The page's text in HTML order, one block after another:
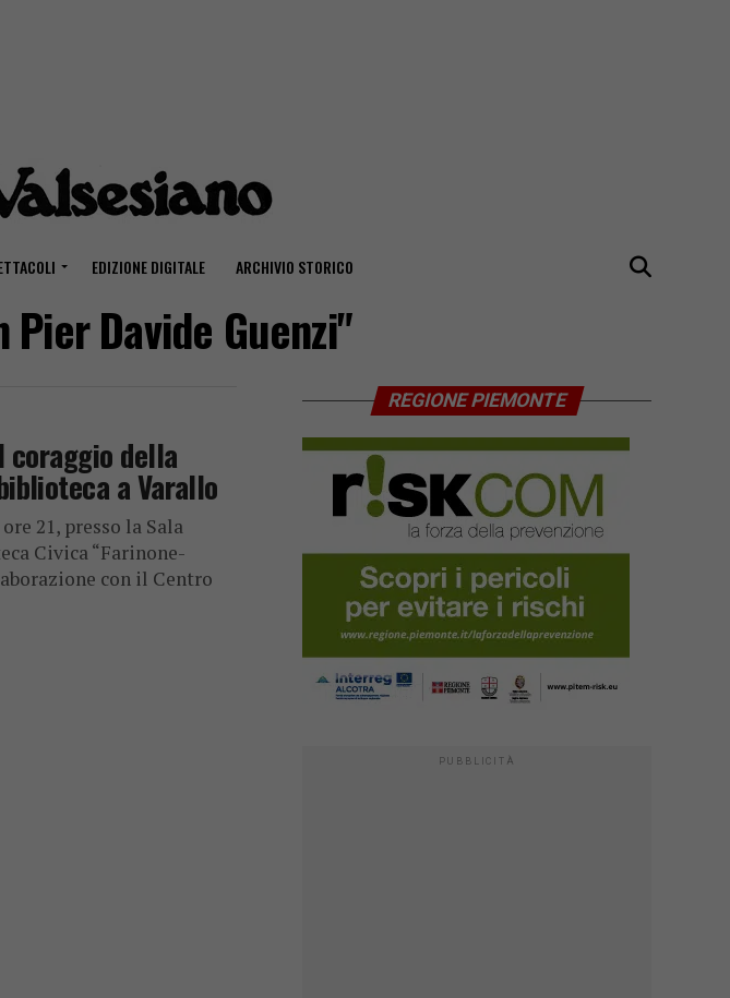
EDIZIONE DIGITALE ARCHIVIO STORICO
Davide Guenzi"
della
a Varallo
21, presso la Sala
Civica “Farinone-
con il Centro
REGIONE PIEMONTE
PUBBLICITÀ